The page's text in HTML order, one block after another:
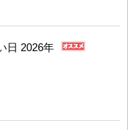
日 2026年